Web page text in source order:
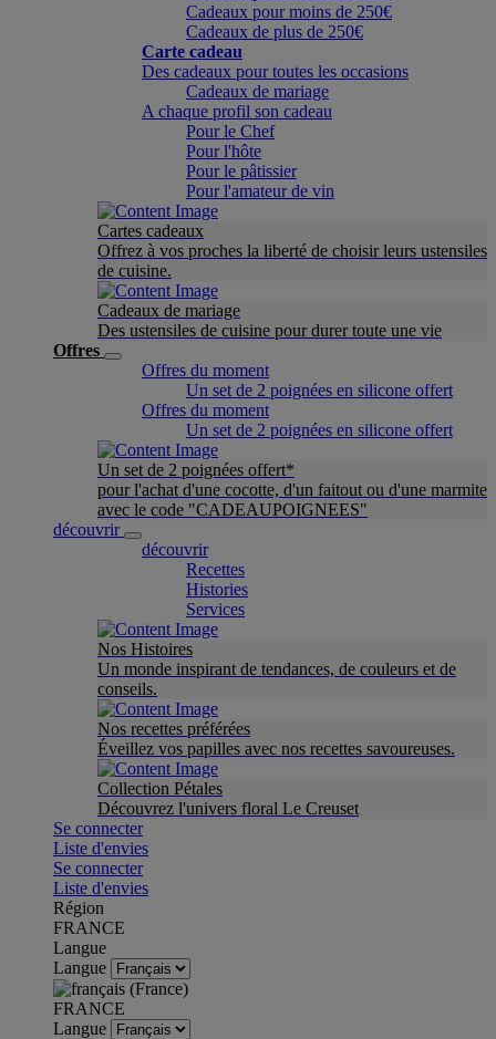
Cadeaux pour moins de 250€
Cadeaux de plus de 250€
Carte cadeau
Des cadeaux pour toutes les occasions
Cadeaux de mariage
A chaque profil son cadeau
Pour le Chef
Pour l'hôte
Pour le pâtissier
Pour l'amateur de vin
Cartes cadeaux
Offrez à vos proches la liberté de choisir leurs ustensiles
de cuisine.
Cadeaux de mariage
Des ustensiles de cuisine pour durer toute une vie
Offres
Offres du moment
Un set de 2 poignées en silicone offert
Offres du moment
Un set de 2 poignées en silicone offert
Un set de 2 poignées offert*
pour l'achat d'une cocotte, d'un faitout ou d'une marmite
avec le code "CADEAUPOIGNEES"
découvrir
découvrir
Recettes
Histories
Services
Nos Histoires
Un monde inspirant de tendances, de couleurs et de
conseils.
Nos recettes préférées
Éveillez vos papilles avec nos recettes savoureuses.
Collection Pétales
Découvrez l'univers floral Le Creuset
Se connecter
Liste d'envies
Se connecter
Liste d'envies
Région
FRANCE
Langue
Langue
FRANCE
Langue